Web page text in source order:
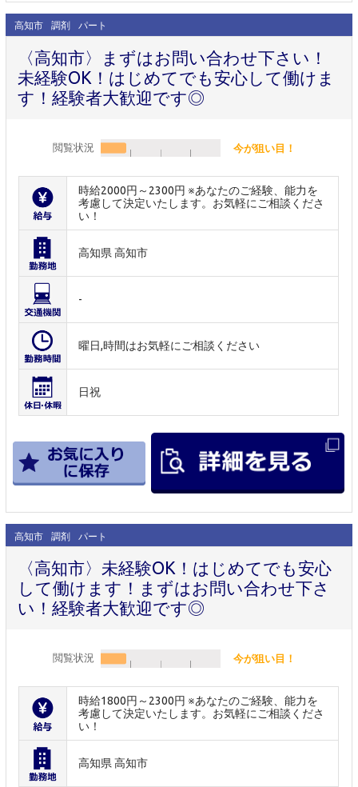
高知市 調剤 パート
〈高知市〉まずはお問い合わせ下さい！
未経験OK！はじめてでも安心して働けま
す！経験者大歓迎です◎
閲覧状況 今が狙い目！
時給2000円～2300円 ※あなたのご経験、能力を
考慮して決定いたします。お気軽にご相談くださ
い！
高知県 高知市
-
曜日,時間はお気軽にご相談ください
日祝
高知市 調剤 パート
〈高知市〉未経験OK！はじめてでも安心
して働けます！まずはお問い合わせ下さ
い！経験者大歓迎です◎
閲覧状況 今が狙い目！
時給1800円～2300円 ※あなたのご経験、能力を
考慮して決定いたします。お気軽にご相談くださ
い！
高知県 高知市